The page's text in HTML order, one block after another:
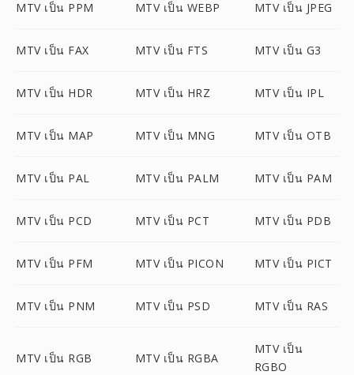
MTV เป็น PPM MTV เป็น WEBP MTV เป็น JPEG
MTV เป็น FAX MTV เป็น FTS MTV เป็น G3
MTV เป็น HDR MTV เป็น HRZ MTV เป็น IPL
MTV เป็น MAP MTV เป็น MNG MTV เป็น OTB
MTV เป็น PAL MTV เป็น PALM MTV เป็น PAM
MTV เป็น PCD MTV เป็น PCT MTV เป็น PDB
MTV เป็น PFM MTV เป็น PICON MTV เป็น PICT
MTV เป็น PNM MTV เป็น PSD MTV เป็น RAS
MTV เป็น RGB MTV เป็น RGBA
MTV เป็น
RGBO